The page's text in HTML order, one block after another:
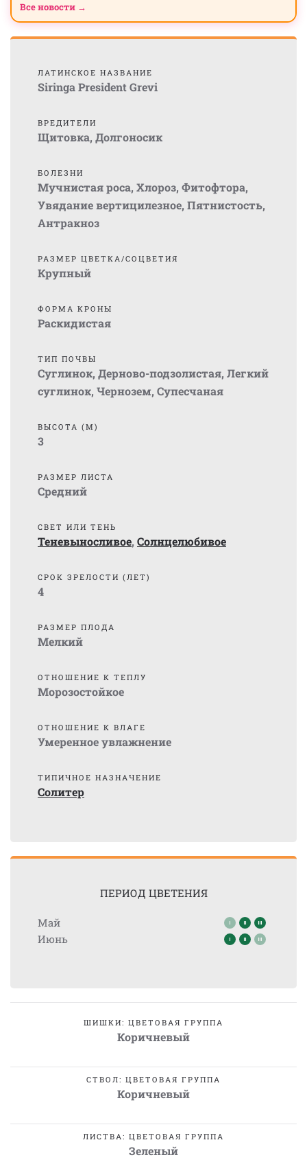
Все новости →
ЛАТИНСКОЕ НАЗВАНИЕ
Siringa President Grevi
ВРЕДИТЕЛИ
Щитовка, Долгоносик
БОЛЕЗНИ
Мучнистая роса, Хлороз, Фитофтора,
Увядание вертицилезное, Пятнистость,
Антракноз
РАЗМЕР ЦВЕТКА/СОЦВЕТИЯ
Крупный
ФОРМА КРОНЫ
Раскидистая
ТИП ПОЧВЫ
Суглинок, Дерново-подзолистая, Легкий
суглинок, Чернозем, Супесчаная
ВЫСОТА (М)
3
РАЗМЕР ЛИСТА
Средний
СВЕТ ИЛИ ТЕНЬ
Теневыносливое, Солнцелюбивое
СРОК ЗРЕЛОСТИ (ЛЕТ)
4
РАЗМЕР ПЛОДА
Мелкий
ОТНОШЕНИЕ К ТЕПЛУ
Морозостойкое
ОТНОШЕНИЕ К ВЛАГЕ
Умеренное увлажнение
ТИПИЧНОЕ НАЗНАЧЕНИЕ
Солитер
ПЕРИОД ЦВЕТЕНИЯ
Май
Июнь
ШИШКИ: ЦВЕТОВАЯ ГРУППА
Коричневый
СТВОЛ: ЦВЕТОВАЯ ГРУППА
Коричневый
ЛИСТВА: ЦВЕТОВАЯ ГРУППА
Зеленый